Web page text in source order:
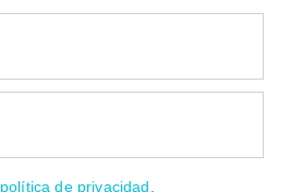
política de privacidad.